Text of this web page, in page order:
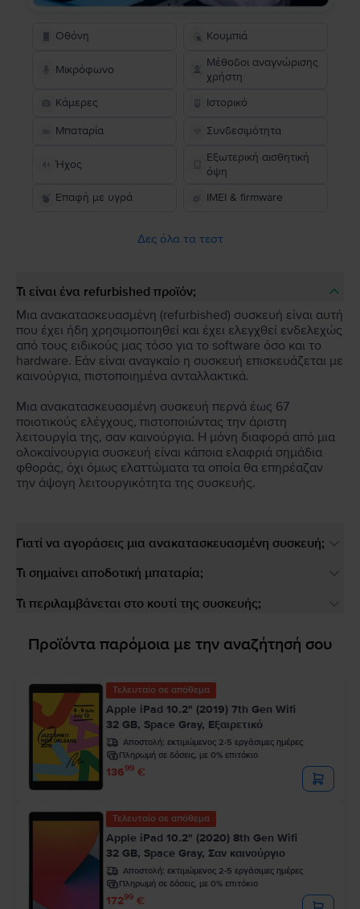
Οθόνη Κουμπιά
Μικρόφωνο
Μέθοδοι αναγνώρισης
χρήστη
Κάμερες
Ιστορικό
Μπαταρία Συνδεσιμότητα
Ήχος
Εξωτερική αισθητική
όψη
Επαφή με υγρά
IMEI & firmware
Δες όλα τα τεστ
Τι είναι ένα refurbished προϊόν;
Μια ανακατασκευασμένη (refurbished) συσκευή είναι αυτή
που έχει ήδη χρησιμοποιηθεί και έχει ελεγχθεί ενδελεχώς
από τους ειδικούς μας τόσο για το software όσο και το
hardware. Εάν είναι αναγκαίο η συσκευή επισκευάζεται με
καινούργια, πιστοποιημένα ανταλλακτικά.
Μια ανακατασκευασμένη συσκευή περνά έως 67
ποιοτικούς ελέγχους, πιστοποιώντας την άριστη
λειτουργία της, σαν καινούργια. Η μόνη διαφορά από μια
ολοκαίνουργια συσκευή είναι κάποια ελαφριά σημάδια
φθοράς, όχι όμως ελαττώματα τα οποία θα επηρέαζαν
την άψογη λειτουργικότητα της συσκευής.
Γιατί να αγοράσεις μια ανακατασκευασμένη συσκευή;
Τι σημαίνει αποδοτική μπαταρία;
Τι περιλαμβάνεται στο κουτί της συσκευής;
Προϊόντα παρόμοια με την αναζήτησή σου
Τελευταίο σε απόθεμα
Apple iPad 10.2" (2019) 7th Gen Wifi
32 GB, Space Gray, Εξαιρετικό
Αποστολή: εκτιμώμενος 2-5 εργάσιμες ημέρες
Πληρωμή σε δόσεις, με 0% επιτόκιο
13699 €
Τελευταίο σε απόθεμα
Apple iPad 10.2" (2020) 8th Gen Wifi
32 GB, Space Gray, Σαν καινούργιο
Αποστολή: εκτιμώμενος 2-5 εργάσιμες ημέρες
Πληρωμή σε δόσεις, με 0% επιτόκιο
17299 €